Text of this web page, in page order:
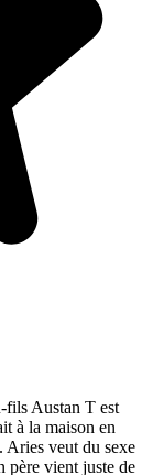
fils Austan T est
à la maison en
Aries veut du sexe
père vient juste de